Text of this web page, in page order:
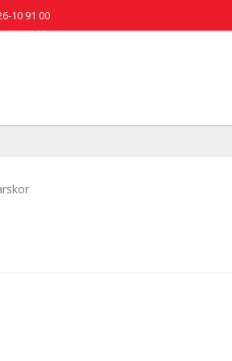
10 91 00